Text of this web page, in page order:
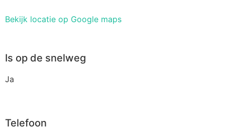
Bekijk locatie op Google maps
Is op de snelweg
Ja
Telefoon